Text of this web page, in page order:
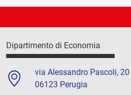
Dipartimento di Economia
via Alessandro Pascoli, 20
06123 Perugia